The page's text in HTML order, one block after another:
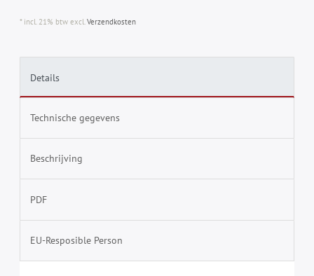
* incl. 21% btw excl.Verzendkosten
Details
Technische gegevens
Beschrijving
PDF
EU-Resposible Person